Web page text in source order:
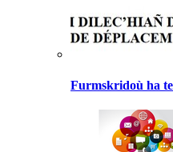
Furmskridoù ha